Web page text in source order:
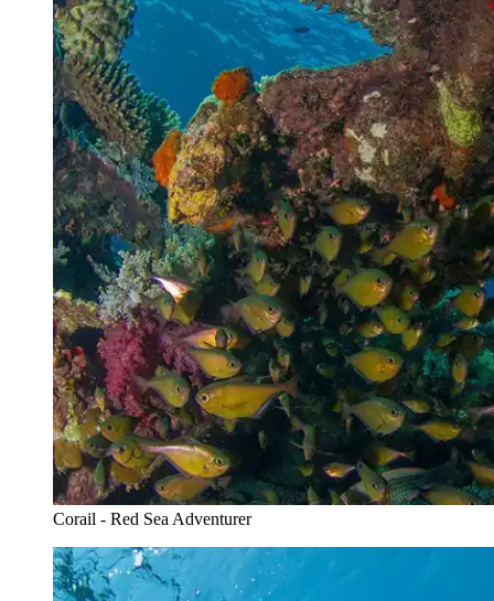
Corail - Red Sea Adventurer